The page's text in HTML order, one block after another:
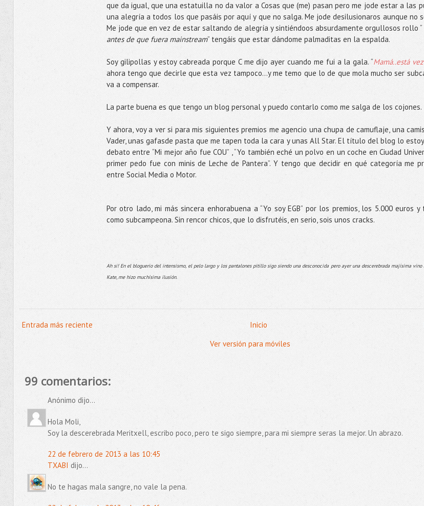
que da igual, que una estatuilla no da valor a Cosas que (me) pasan pero me jode estar a las
una alegría a todos los que pasáis por aquí y que no salga. Me jode desilusionaros aunque no
Me jode que en vez de estar saltando de alegría y sintiéndoos absurdamente orgullosos rollo “
antes de que fuera mainstream” tengáis que estar dándome palmaditas en la espalda.
Soy gilipollas y estoy cabreada porque C me dijo ayer cuando me fui a la gala. “Mamá..está
ahora tengo que decirle que esta vez tampoco…y me temo que lo de que mola mucho ser
va a compensar.
La parte buena es que tengo un blog personal y puedo contarlo como me salga de los cojones.
Y ahora, voy a ver si para mis siguientes premios me agencio una chupa de camuflaje, una
Vader, unas gafasde pasta que me tapen toda la cara y unas All Star. El título del blog lo estoy
debato entre “Mi mejor año fue COU” , “Yo también eché un polvo en un coche en Ciudad
primer pedo fue con minis de Leche de Pantera”. Y tengo que decidir en qué categoría me
entre Social Media o Motor.
Por otro lado, mi más sincera enhorabuena a “Yo soy EGB” por los premios, los 5.000 euros
como subcampeona. Sin rencor chicos, que lo disfrutéis, en serio, sois unos cracks.
Ah si! En el bloguerio del intensismo, el pelo largo y los pantalones pitillo sigo siendo una desconocida pero ayer una descerebrada majísima vino
Kate, me hizo muchísima ilusión.
Entrada más reciente
Inicio
Ver versión para móviles
99 comentarios:
Anónimo dijo...
Hola Moli,
Soy la descerebrada Meritxell, escribo poco, pero te sigo siempre, para mi siempre seras la mejor. Un abrazo.
22 de febrero de 2013 a las 10:45
TXABI dijo...
No te hagas mala sangre, no vale la pena.